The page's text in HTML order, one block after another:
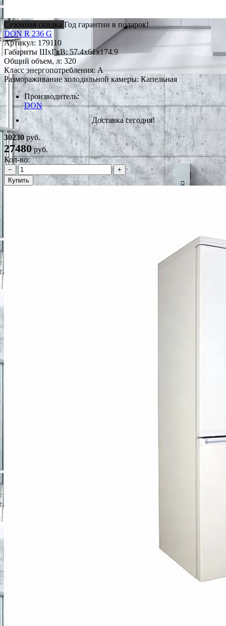
Сезонная скидка Год гарантии в подарок!
DON R 236 G
Артикул: 179110
Габариты ШxГxВ: 57.4x61x174.9
Общий объем, л: 320
Класс энергопотребления: A
Размораживание холодильной камеры: Капельная
Производитель:
DON
Доставка сегодня!
30230руб.
27480руб.
Кол-во:
−
+
Купить